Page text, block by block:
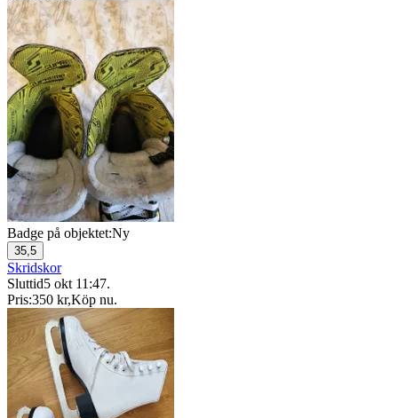
Badge på objektet:Ny
35,5
Skridskor
Sluttid5 okt 11:47.
Pris:350 kr,Köp nu.